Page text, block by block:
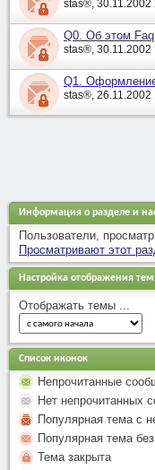
stas®, 30.11.2002
Q0. Об этом Faq
stas®, 30.11.2002
Q1.
stas®, 26.11.2002
Информация о разделе и
Пользователи,
Просматривают этот
Настройка отображения тем
Отображать темы ...
Список иконок
Непрочитанные
Нет непрочитанных
Популярная тема с
Популярная тема
Тема закрыта